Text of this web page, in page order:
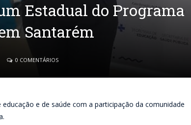
Estadual do Programa
Santarém
0 COMENTÁRIOS
e de saúde com a participação da comunidade